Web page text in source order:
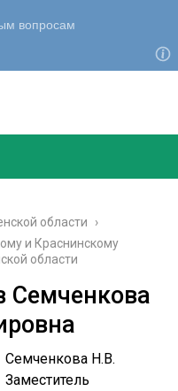
области
›
и Краснинскому
области
Семченкова
Семченкова Н.В.
Заместитель